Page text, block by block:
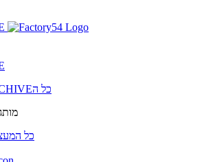
ARCHIVEכל ה
כל